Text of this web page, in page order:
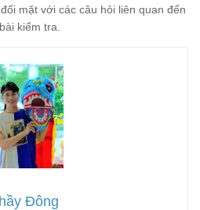
mặt với các câu hỏi liên quan đến
kiểm tra.
Đông